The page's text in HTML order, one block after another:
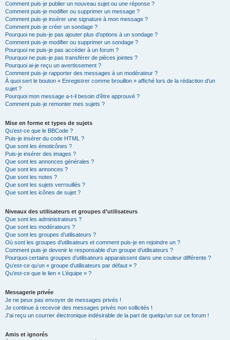
Comment puis-je publier un nouveau sujet ou une réponse ?
Comment puis-je modifier ou supprimer un message ?
Comment puis-je insérer une signature à mon message ?
Comment puis-je créer un sondage ?
Pourquoi ne puis-je pas ajouter plus d’options à un sondage ?
Comment puis-je modifier ou supprimer un sondage ?
Pourquoi ne puis-je pas accéder à un forum ?
Pourquoi ne puis-je pas transférer de pièces jointes ?
Pourquoi ai-je reçu un avertissement ?
Comment puis-je rapporter des messages à un modérateur ?
À quoi sert le bouton « Enregistrer comme brouillon » affiché lors de la rédaction d’un
sujet ?
Pourquoi mon message a-t-il besoin d’être approuvé ?
Comment puis-je remonter mes sujets ?
Mise en forme et types de sujets
Qu’est-ce que le BBCode ?
Puis-je insérer du code HTML ?
Que sont les émoticônes ?
Puis-je insérer des images ?
Que sont les annonces générales ?
Que sont les annonces ?
Que sont les notes ?
Que sont les sujets verrouillés ?
Que sont les icônes de sujet ?
Niveaux des utilisateurs et groupes d’utilisateurs
Que sont les administrateurs ?
Que sont les modérateurs ?
Que sont les groupes d’utilisateurs ?
Où sont les groupes d’utilisateurs et comment puis-je en rejoindre un ?
Comment puis-je devenir le responsable d’un groupe d’utilisateurs ?
Pourquoi certains groupes d’utilisateurs apparaissent dans une couleur différente ?
Qu’est-ce qu’un « groupe d’utilisateurs par défaut » ?
Qu’est-ce que le lien « L’équipe » ?
Messagerie privée
Je ne peux pas envoyer de messages privés !
Je continue à recevoir des messages privés non sollicités !
J’ai reçu un courrier électronique indésirable de la part de quelqu’un sur ce forum !
Amis et ignorés